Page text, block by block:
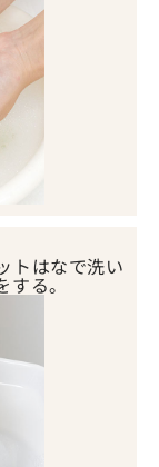
トはなで洗い
る。